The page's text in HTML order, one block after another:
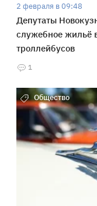
2 февраля в 09:48
Депутаты
служебное жильё
троллейбусов
1
Общество